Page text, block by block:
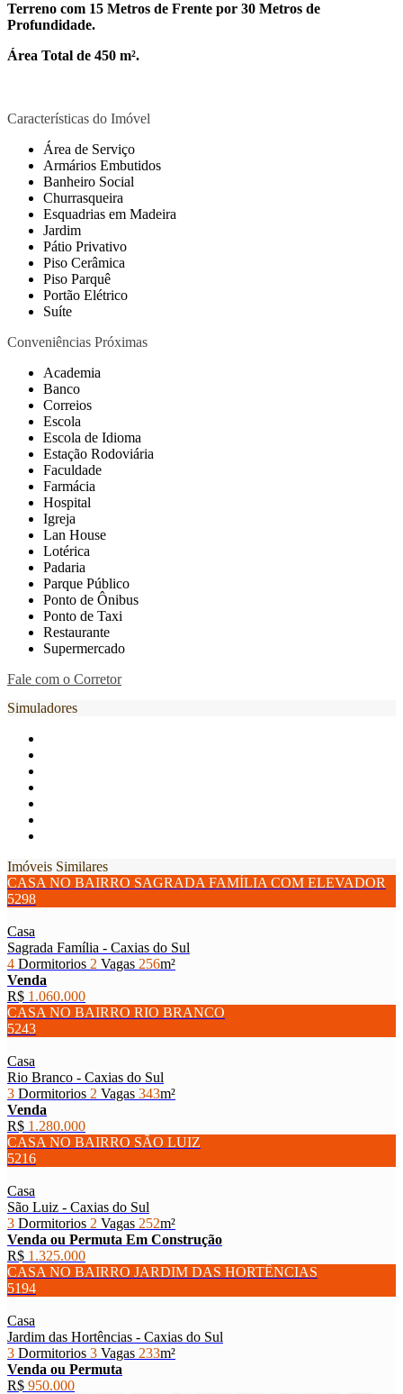
Terreno com 15 Metros de Frente por 30 Metros de
Profundidade.
Área Total de 450 m².
Características do Imóvel
Área de Serviço
Armários Embutidos
Banheiro Social
Churrasqueira
Esquadrias em Madeira
Jardim
Pátio Privativo
Piso Cerâmica
Piso Parquê
Portão Elétrico
Suíte
Conveniências Próximas
Academia
Banco
Correios
Escola
Escola de Idioma
Estação Rodoviária
Faculdade
Farmácia
Hospital
Igreja
Lan House
Lotérica
Padaria
Parque Público
Ponto de Ônibus
Ponto de Taxi
Restaurante
Supermercado
Fale com o Corretor
Simuladores
Imóveis Similares
CASA NO BAIRRO SAGRADA FAMÍLIA COM ELEVADOR
5298
Casa
Sagrada Família - Caxias do Sul
4 Dormitorios 2 Vagas 256m²
Venda
R$ 1.060.000
CASA NO BAIRRO RIO BRANCO
5243
Casa
Rio Branco - Caxias do Sul
3 Dormitorios 2 Vagas 343m²
Venda
R$ 1.280.000
CASA NO BAIRRO SÃO LUIZ
5216
Casa
São Luiz - Caxias do Sul
3 Dormitorios 2 Vagas 252m²
Venda ou Permuta Em Construção
R$ 1.325.000
CASA NO BAIRRO JARDIM DAS HORTÊNCIAS
5194
Casa
Jardim das Hortências - Caxias do Sul
3 Dormitorios 3 Vagas 233m²
Venda ou Permuta
R$ 950.000